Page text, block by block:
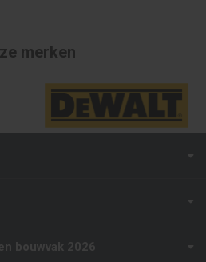
merken
bouwvak 2026